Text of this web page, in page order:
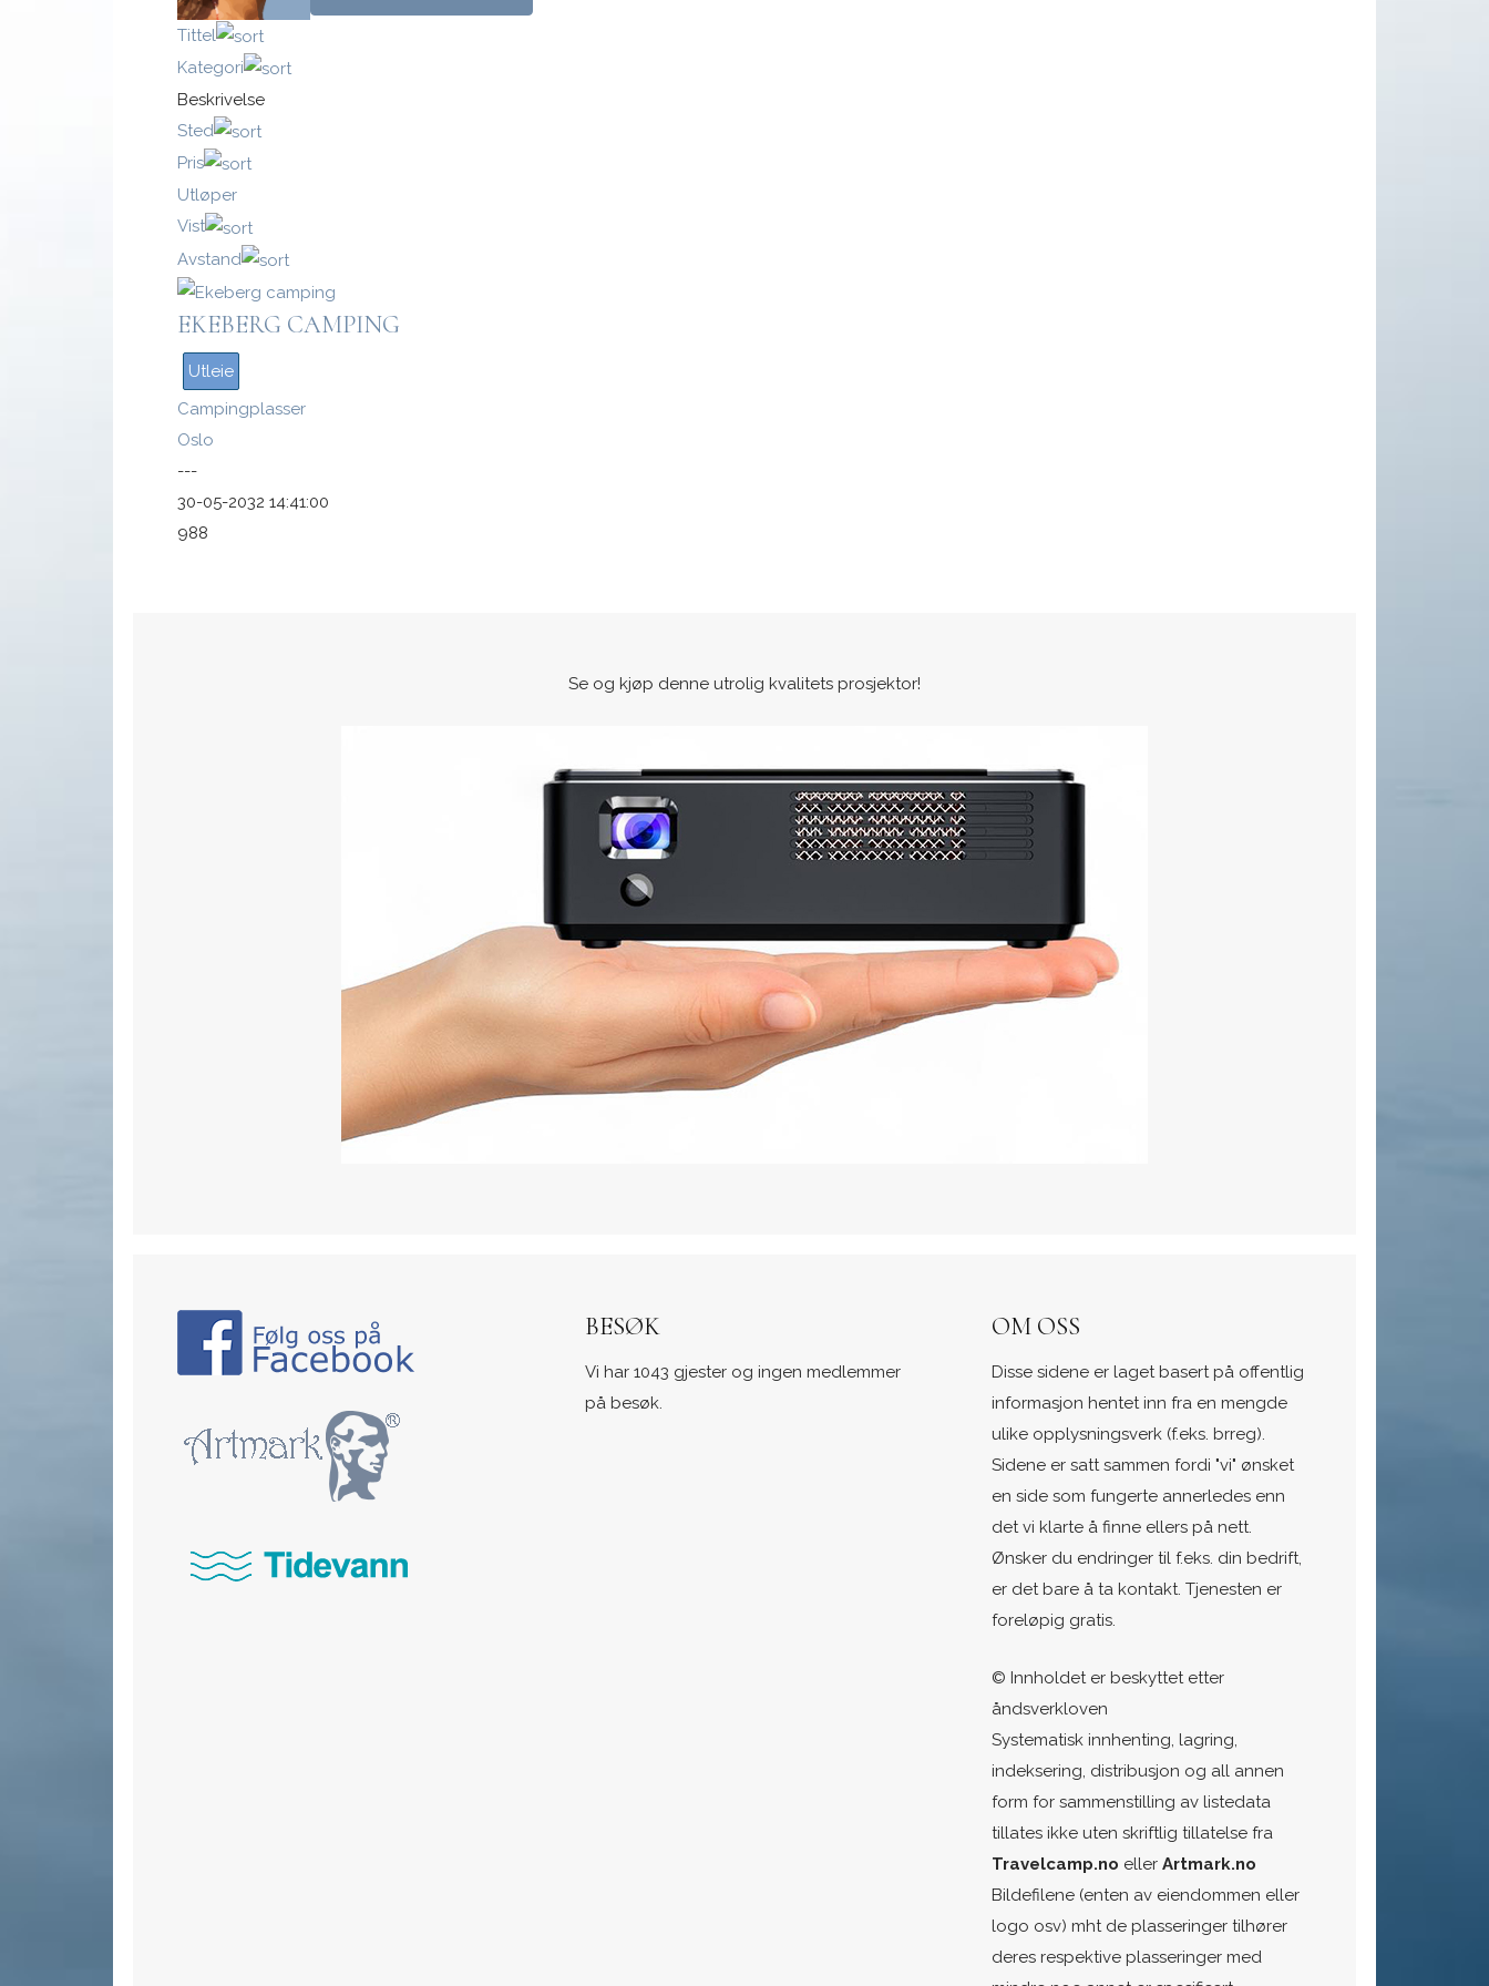
Tittel
Kategori
Beskrivelse
Sted
Pris
Utløper
Vist
Avstand
EKEBERG CAMPING
Utleie
Campingplasser
Oslo
---
30-05-2032 14:41:00
988
Se og kjøp denne utrolig kvalitets prosjektor!
BESØK
Vi har 1043 gjester og ingen medlemmer
på besøk.
OM OSS
Disse sidene er laget basert på offentlig
informasjon hentet inn fra en mengde
ulike opplysningsverk (f.eks. brreg).
Sidene er satt sammen fordi "vi" ønsket
en side som fungerte annerledes enn
det vi klarte å finne ellers på nett.
Ønsker du endringer til f.eks. din bedrift,
er det bare å ta kontakt. Tjenesten er
foreløpig gratis.
© Innholdet er beskyttet etter
åndsverkloven
Systematisk innhenting, lagring,
indeksering, distribusjon og all annen
form for sammenstilling av listedata
tillates ikke uten skriftlig tillatelse fra
Travelcamp.no ellerArtmark.no
Bildefilene (enten av eiendommen eller
logo osv) mht de plasseringer tilhører
deres respektive plasseringer med
Logg inn med passnøkkel
Logg inn